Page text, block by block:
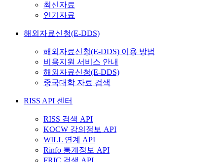
최신자료
인기자료
해외자료신청(E-DDS)
해외자료신청(E-DDS) 이용 방법
비용지원 서비스 안내
해외자료신청(E-DDS)
중국대학 자료 검색
RISS API 센터
RISS 검색 API
KOCW 강의정보 API
WILL 연계 API
Rinfo 통계정보 API
FRIC 검색 API